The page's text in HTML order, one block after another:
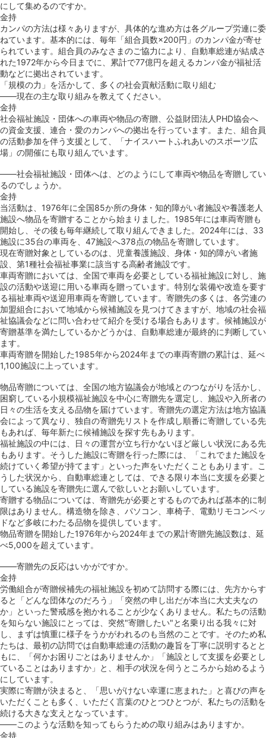
にして集めるのですか。
金持
カンパの方法は様々ありますが、具体的な進め方は各グループ労連に委
ねています。基本的には、毎年「組合員数×200円」のカンパ金が寄せ
られています。組合員のみなさまのご協力により、自動車総連が結成さ
れた1972年から今日までに、累計で77億円を超えるカンパ金が福祉活
動などに拠出されています。
「規模の力」を活かして、多くの社会貢献活動に取り組む
――現在の主な取り組みを教えてください。
金持
社会福祉施設・団体への車両や物品の寄贈、公益財団法⼈PHD協会へ
の資金支援、連合・愛のカンパへの拠出を行っています。また、組合員
の活動参加を伴う支援として、「ナイスハートふれあいのスポーツ広
場」の開催にも取り組んでいます。
――社会福祉施設・団体へは、どのようにして車両や物品を寄贈してい
るのでしょうか。
金持
当活動は、1976年に全国85か所の身体・知的障がい者施設や養護老人
施設へ物品を寄贈することから始まりました。1985年には車両寄贈も
開始し、その後も毎年継続して取り組んできました。2024年には、33
施設に35台の車両を、47施設へ378点の物品を寄贈しています。
現在寄贈対象としているのは、児童養護施設、身体・知的障がい者施
設、第1種社会福祉事業に該当する高齢者施設です。
車両寄贈においては、全国で車両を必要としている福祉施設に対し、施
設の活動や送迎に用いる車両を贈っています。特別な装備や改造を要す
る福祉車両や送迎用車両を寄贈しています。寄贈先の多くは、各労連の
加盟組合において地域から候補施設を見つけてきますが、地域の社会福
祉協議会などに問い合わせて紹介を受ける場合もあります。候補施設が
寄贈基準を満たしているかどうかは、自動車総連が最終的に判断してい
ます。
車両寄贈を開始した1985年から2024年までの車両寄贈の累計は、延べ
1,100施設に上っています。
物品寄贈については、全国の地⽅協議会が地域とのつながりを活かし、
困窮している⼩規模福祉施設を中⼼に寄贈先を選定し、施設や⼊所者の
⽇々の生活を支える品物を届けています。寄贈先の選定方法は地方協議
会によって異なり、独自の寄贈先リストを作成し順番に寄贈している先
もあれば、毎年新たに候補施設を探す先もあります。
福祉施設の中には、日々の運営が立ち行かないほど厳しい状況にある先
もあります。そうした施設に寄贈を行った際には、「これでまた施設を
続けていく希望が持てます」といった声をいただくこともあります。こ
うした状況から、自動車総連としては、できる限り本当に支援を必要と
している施設を寄贈先に選んで欲しいとお願いしています。
寄贈する物品については、寄贈先が必要とするものであれば基本的に制
限はありません。構造物を除き、パソコン、車椅子、電動リモコンベッ
ドなど多岐にわたる品物を提供しています。
物品寄贈を開始した1976年から2024年までの累計寄贈先施設数は、延
べ5,000を超えています。
――寄贈先の反応はいかがですか。
金持
労働組合が寄贈候補先の福祉施設を初めて訪問する際には、先方からす
ると「どんな団体なのだろう」「突然の申し出だが本当に大丈夫なの
か」といった警戒感を抱かれることが少なくありません。私たちの活動
を知らない施設にとっては、突然"寄贈したい"と名乗り出る我々に対
し、まずは慎重に様子をうかがわれるのも当然のことです。そのため私
たちは、最初の訪問では自動車総連の活動の趣旨を丁寧に説明するとと
もに、「何かお困りごとはありませんか」「施設として支援を必要とし
ていることはありますか」と、相手の状況を伺うところから始めるよう
にしています。
実際に寄贈が決まると、「思いがけない幸運に恵まれた」と喜びの声を
いただくことも多く、いただく言葉のひとつひとつが、私たちの活動を
続ける大きな支えとなっています。
――このような活動を知ってもらうための取り組みはありますか。
金持